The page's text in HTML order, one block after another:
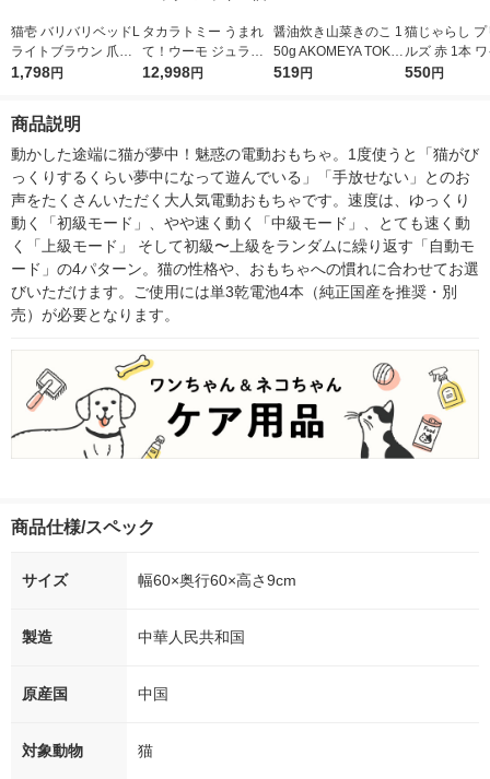
猫壱 バリバリベッドL
ライトブラウン 爪と
ぎ 猫壱
1,798円
タカラトミー うまれ
て！ウーモ ジュラシ
ック・ワールド Tーレ
12,998円
醤油炊き山菜きのこ 1
50g AKOMEYA TOKY
O/アコメヤ
519円
猫じゃらし プ
ルズ 赤 1本
猫用 おもちゃ
550円
商品説明
動かした途端に猫が夢中！魅惑の電動おもちゃ。1度使うと「猫がび
っくりするくらい夢中になって遊んでいる」「手放せない」とのお
声をたくさんいただく大人気電動おもちゃです。速度は、ゆっくり
動く「初級モード」、やや速く動く「中級モード」、とても速く動
く「上級モード」 そして初級〜上級をランダムに繰り返す「自動モ
ード」の4パターン。猫の性格や、おもちゃへの慣れに合わせてお選
びいただけます。ご使用には単3乾電池4本（純正国産を推奨・別
売）が必要となります。
商品仕様/スペック
サイズ 幅60×奥行60×高さ9cm
製造 中華人民共和国
原産国 中国
対象動物 猫